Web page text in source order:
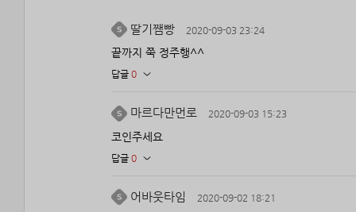
딸기쨈빵 2020-09-03 23:24
끝까지 쭉 정주행^^
답글 0
마르다만먼로 2020-09-03 15:23
코인주세요
답글 0
어바웃타임 2020-09-02 18:21